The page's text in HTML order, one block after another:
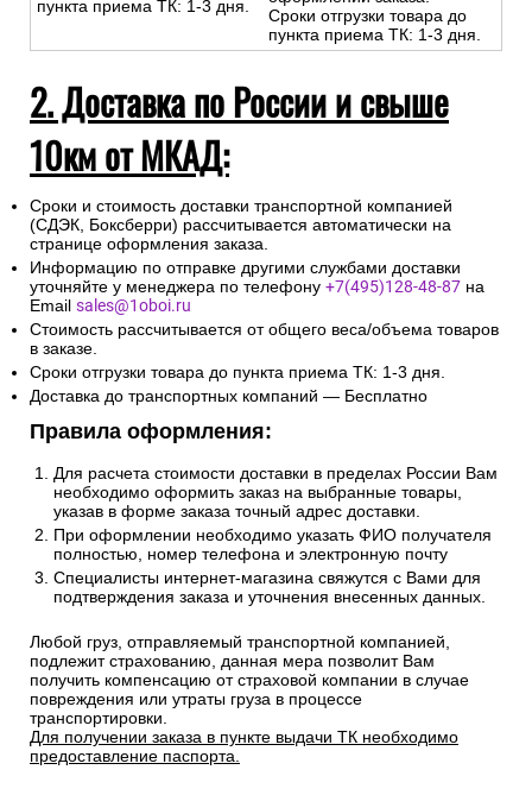
пункта приема ТК: 1-3 дня.
Сроки отгрузки товара до
пункта приема ТК: 1-3 дня.
2. Доставка по России и свыше
10км от МКАД:
Сроки и стоимость доставки транспортной компанией
(СДЭК, Боксберри) рассчитывается автоматически на
странице оформления заказа.
Информацию по отправке другими службами доставки
уточняйте у менеджера по телефону +7(495)128-48-87 на
Email sales@1oboi.ru
Стоимость рассчитывается от общего веса/объема товаров
в заказе.
Сроки отгрузки товара до пункта приема ТК: 1-3 дня.
Доставка до транспортных компаний — Бесплатно
Правила оформления:
Для расчета стоимости доставки в пределах России Вам
необходимо оформить заказ на выбранные товары,
указав в форме заказа точный адрес доставки.
При оформлении необходимо указать ФИО получателя
полностью, номер телефона и электронную почту
Специалисты интернет-магазина свяжутся с Вами для
подтверждения заказа и уточнения внесенных данных.
Любой груз, отправляемый транспортной компанией,
подлежит страхованию, данная мера позволит Вам
получить компенсацию от страховой компании в случае
повреждения или утраты груза в процессе
транспортировки.
Для получении заказа в пункте выдачи ТК необходимо
предоставление паспорта.